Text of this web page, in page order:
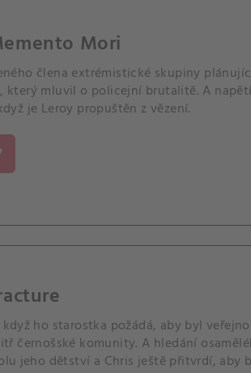
Mori
člena extrémistické skupiny
který mluvil o policejní brutalitě. A
je Leroy propuštěn z vězení.
ho starostka požádá, aby byl
černošské komunity. A hledání
jeho dětství a Chris ještě přitvrdí, aby